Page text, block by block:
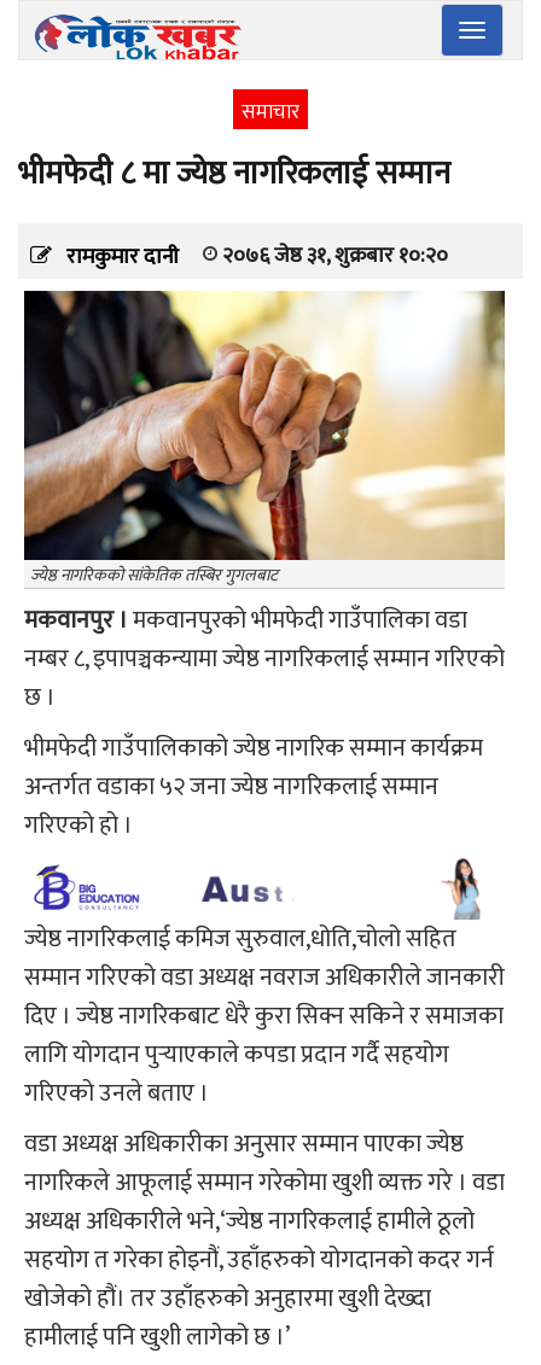
Toggle
समाचार
भीमफेदी ८ मा ज्येष्ठ नागरिकलाई सम्मान
रामकुमार दानी २०७६ जेष्ठ ३१, शुक्रबार १०:२०
ज्येष्ठ नागरिकको सांकेतिक तस्बिर गुगलबाट
मकवानपुर ।मकवानपुरको भीमफेदी गाउँपालिका वडा
नम्बर ८, इपापञ्चकन्यामा ज्येष्ठ नागरिकलाई सम्मान गरिएको
छ ।
भीमफेदी गाउँपालिकाको ज्येष्ठ नागरिक सम्मान कार्यक्रम
अन्तर्गत वडाका ५२ जना ज्येष्ठ नागरिकलाई सम्मान
गरिएको हो ।
ज्येष्ठ नागरिकलाई कमिज सुरुवाल,धोति,चोलो सहित
सम्मान गरिएको वडा अध्यक्ष नवराज अधिकारीले जानकारी
दिए । ज्येष्ठ नागरिकबाट धेरै कुरा सिक्न सकिने र समाजका
लागि योगदान पुर्‍याएकाले कपडा प्रदान गर्दै सहयोग
गरिएको उनले बताए ।
वडा अध्यक्ष अधिकारीका अनुसार सम्मान पाएका ज्येष्ठ
नागरिकले आफूलाई सम्मान गरेकोमा खुशी व्यक्त गरे । वडा
अध्यक्ष अधिकारीले भने,‘ज्येष्ठ नागरिकलाई हामीले ठूलो
सहयोग त गरेका होइनौं, उहाँहरुको योगदानको कदर गर्न
खोजेको हौं। तर उहाँहरुको अनुहारमा खुशी देख्दा
हामीलाई पनि खुशी लागेको छ ।’